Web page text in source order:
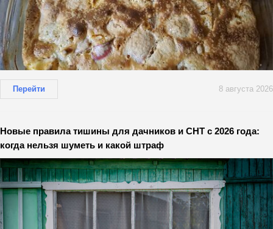
Перейти 8 августа 2026
Новые правила тишины для дачников и СНТ с 2026 года:
когда нельзя шуметь и какой штраф